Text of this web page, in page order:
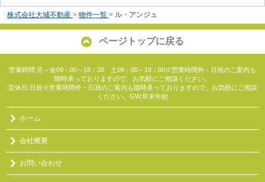
株式会社大城不動産 > 物件一覧 > ル・アンジュ
ページトップに戻る
営業時間:月～金09：00～18：30 土09：00～18：00※営業時間外・日祝のご案内も
随時承っておりますので、お気軽にご相談ください。
定休日:日祝※営業時間外・日祝のご案内も随時承っておりますので、お気軽にご相談
ください。GW,年末年始
ホーム
会社概要
お問い合わせ